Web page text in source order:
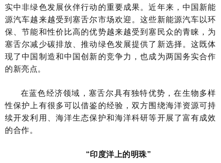
实中非绿色发展伙伴行动的重要成果。近年来，中国新能
源汽车越来越受到塞舌尔市场欢迎。这些新能源汽车以环
保、节能和性价比高的优势越来越受到塞民众的青睐，为
塞舌尔减少碳排放、推动绿色发展提供了新选择。这既体
现了中国制造和中国创新的竞争力，也成为两国务实合作
的新亮点。
在蓝色经济领域，塞舌尔具有独特优势，在生物多样
性保护上有很多可以借鉴的经验，双方围绕海洋资源可持
续开发利用、海洋生态保护和海洋科研等开展了富有成效
的合作。
“印度洋上的明珠”